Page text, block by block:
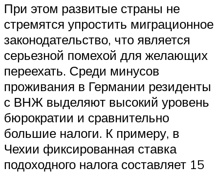
При этом развитые страны не
стремятся упростить миграционное
законодательство, что является
серьезной помехой для желающих
переехать. Среди минусов
проживания в Германии резиденты
с ВНЖ выделяют высокий уровень
бюрократии и сравнительно
большие налоги. К примеру, в
Чехии фиксированная ставка
подоходного налога составляет 15